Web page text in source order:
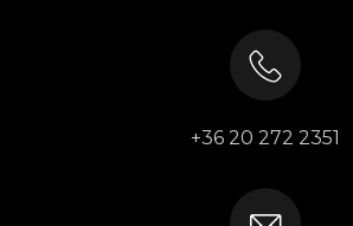
+36 20 272 2351